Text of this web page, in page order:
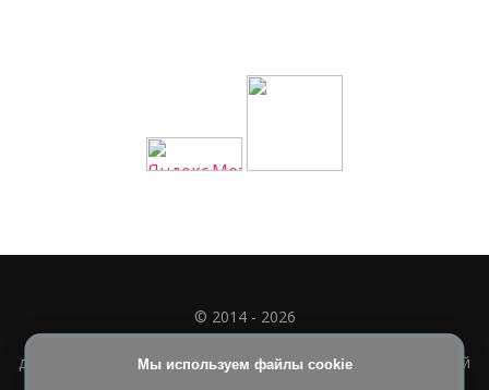
Мы используем файлы cookie
© 2014 - 2026
Полное или частичное использование материала
допускается только при наличии активной и индексируемой